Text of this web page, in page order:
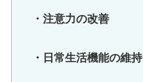
・注意力の改善
・日常生活機能の維持